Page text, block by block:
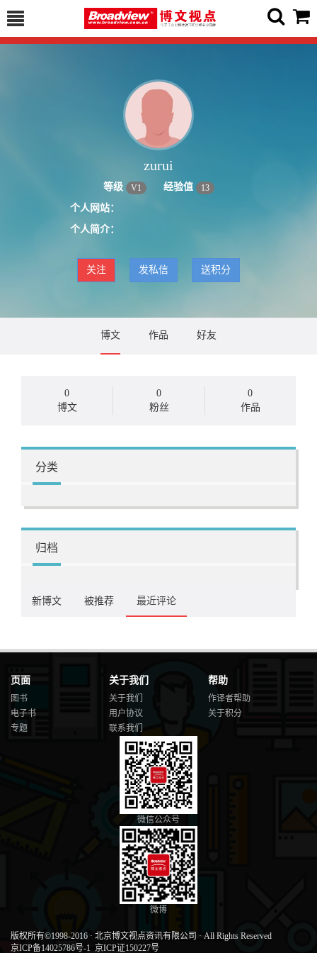
zurui
等级 V1 经验值 13
个人网站：
个人简介：
关注 发私信 送积分
博文 作品 好友
0
博文
0
粉丝
0
作品
分类
归档
新博文 被推荐 最近评论
页面
图书
电子书
专题
关于我们
关于我们
用户协议
联系我们
帮助
作译者帮助
关于积分
微信公众号
微博
版权所有©1998-2016 · 北京博文视点资讯有限公司 · All Rights Reserved
京ICP备14025786号-1 京ICP证150227号